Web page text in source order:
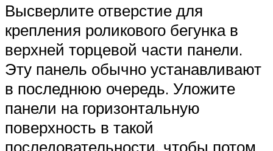
Высверлите отверстие для
крепления роликового бегунка в
верхней торцевой части панели.
Эту панель обычно устанавливают
в последнюю очередь. Уложите
панели на горизонтальную
поверхность в такой
последовательности, чтобы потом